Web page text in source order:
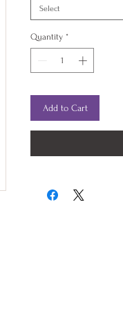
Select
Quantity *
Add to Cart